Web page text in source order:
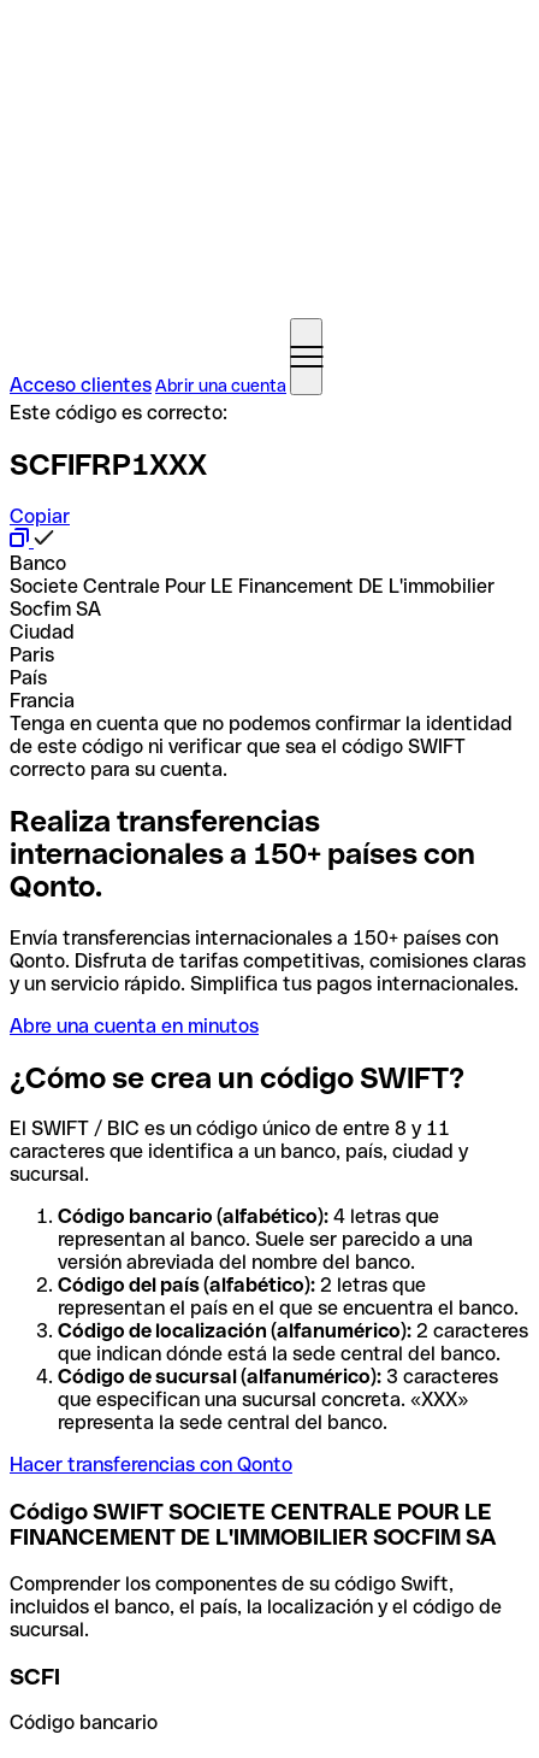
Acceso clientesAbrir una cuenta
Este código es correcto:
SCFIFRP1XXX
Copiar
Banco
Societe Centrale Pour LE Financement DE L'immobilier
Socfim SA
Ciudad
Paris
País
Francia
Tenga en cuenta que no podemos confirmar la identidad
de este código ni verificar que sea el código SWIFT
correcto para su cuenta.
Realiza transferencias
internacionales a 150+ países con
Qonto.
Envía transferencias internacionales a 150+ países con
Qonto. Disfruta de tarifas competitivas, comisiones claras
y un servicio rápido. Simplifica tus pagos internacionales.
Abre una cuenta en minutos
¿Cómo se crea un código SWIFT?
El SWIFT / BIC es un código único de entre 8 y 11
caracteres que identifica a un banco, país, ciudad y
sucursal.
Código bancario (alfabético): 4 letras que
representan al banco. Suele ser parecido a una
versión abreviada del nombre del banco.
Código del país (alfabético): 2 letras que
representan el país en el que se encuentra el banco.
Código de localización (alfanumérico): 2 caracteres
que indican dónde está la sede central del banco.
Código de sucursal (alfanumérico): 3 caracteres
que especifican una sucursal concreta. «XXX»
representa la sede central del banco.
Hacer transferencias con Qonto
Código SWIFT SOCIETE CENTRALE POUR LE
FINANCEMENT DE L'IMMOBILIER SOCFIM SA
Comprender los componentes de su código Swift,
incluidos el banco, el país, la localización y el código de
sucursal.
SCFI
Código bancario